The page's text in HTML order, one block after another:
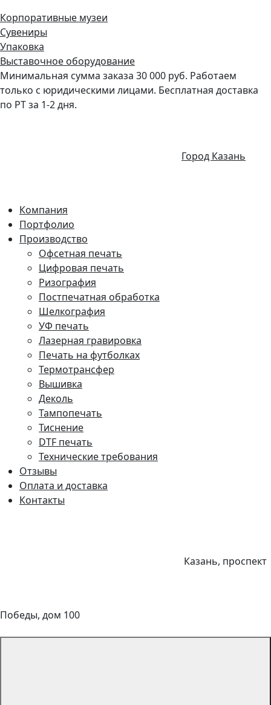
Корпоративные музеи
Сувениры
Упаковка
Выставочное оборудование
Минимальная сумма заказа 30 000 руб. Работаем
только с юридическими лицами. Бесплатная доставка
по РТ за 1-2 дня.
Город Казань
Компания
Портфолио
Производство
Офсетная печать
Цифровая печать
Ризография
Постпечатная обработка
Шелкография
УФ печать
Лазерная гравировка
Печать на футболках
Термотрансфер
Вышивка
Деколь
Тампопечать
Тиснение
DTF печать
Технические требования
Отзывы
Оплата и доставка
Контакты
Казань, проспект
Победы, дом 100